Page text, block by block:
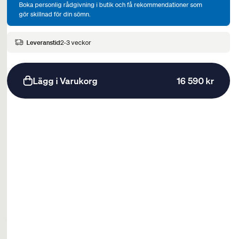
Boka personlig rådgivning i butik och få rekommendationer som
gör skillnad för din sömn.
Leveranstid2-3 veckor
Lägg i Varukorg 16 590 kr